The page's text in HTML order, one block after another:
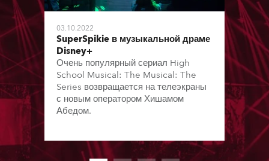
03.10.2022
SuperSpikie в музыкальной драме
Disney+
Очень популярный сериал High
School Musical: The Musical: The
Series возвращается на телеэкраны
с новым оператором Хишамом
Абедом.